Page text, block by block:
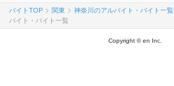
バイトTOP 関東 神奈川のアルバイト・バイト一覧
バイト・バイト一覧
Copyright © en Inc.